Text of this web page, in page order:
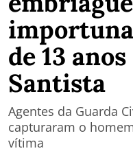
de 13
Santista
Agentes da Guarda
capturaram o
vítima